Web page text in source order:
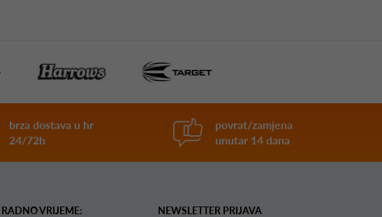
brza dostava u hr
24/72h
povrat/zamjena
unutar 14 dana
RADNO VRIJEME:
NEWSLETTER PRIJAVA